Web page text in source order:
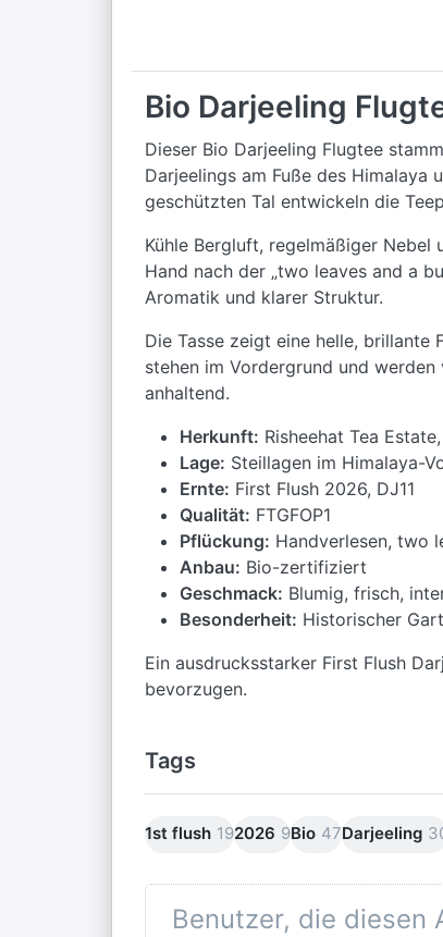
Bio Darjeeling
Dieser Bio Darjeeling Flugtee
Darjeelings am Fuße des Himalaya
geschützten Tal entwickeln die
Kühle Bergluft, regelmäßiger
Hand nach der „two leaves and a
Aromatik und klarer Struktur.
Die Tasse zeigt eine helle, brillante
stehen im Vordergrund und
anhaltend.
Herkunft: Risheehat Tea
Lage: Steillagen im Himalaya-
Ernte: First Flush 2026, DJ11
Qualität: FTGFOP1
Pflückung: Handverlesen, two
Anbau: Bio-zertifiziert
Geschmack: Blumig, frisch,
Besonderheit: Historischer
Ein ausdrucksstarker First Flush
bevorzugen.
Tags
1st flush 192026 9Bio 47Darjeeling
Benutzer, die diesen